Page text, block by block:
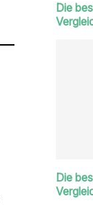
Die
Die